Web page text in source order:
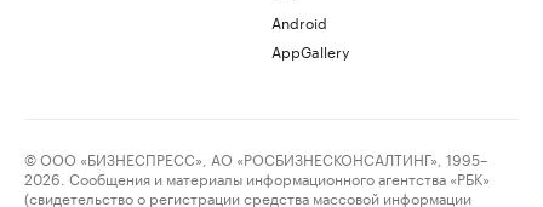
Android
AppGallery
© ООО «БИЗНЕСПРЕСС», АО «РОСБИЗНЕСКОНСАЛТИНГ», 1995–
2026. Сообщения и материалы информационного агентства «РБК»
(свидетельство о регистрации средства массовой информации